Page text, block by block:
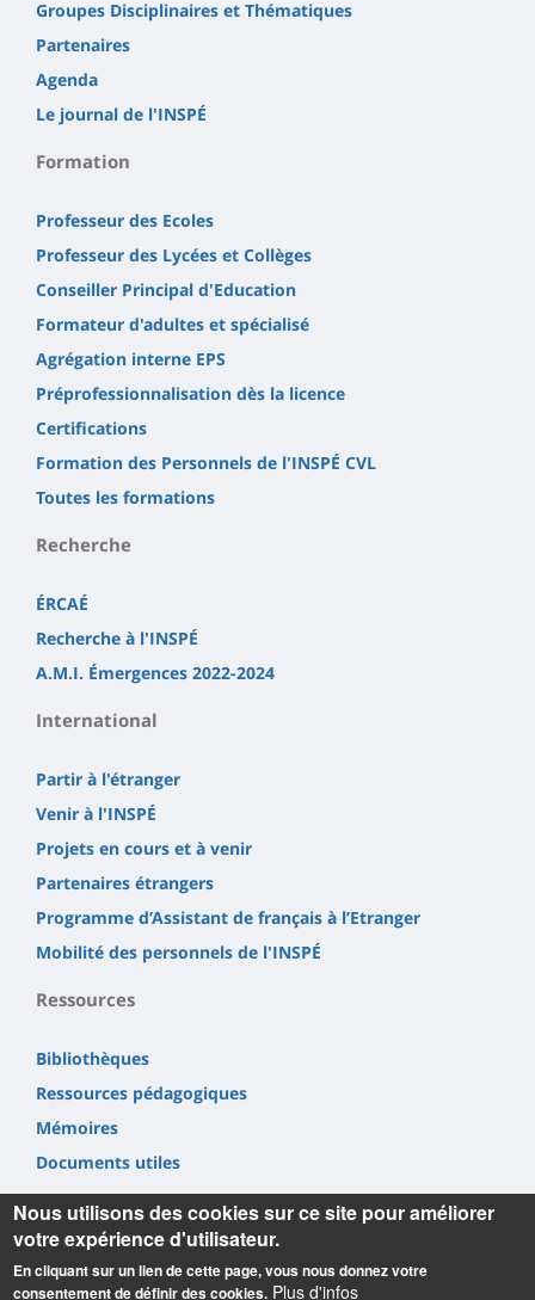
Groupes Disciplinaires et Thématiques
Partenaires
Agenda
Le journal de l'INSPÉ
Formation
Professeur des Ecoles
Professeur des Lycées et Collèges
Conseiller Principal d'Education
Formateur d'adultes et spécialisé
Agrégation interne EPS
Préprofessionnalisation dès la licence
Certifications
Formation des Personnels de l'INSPÉ CVL
Toutes les formations
Recherche
ÉRCAÉ
Recherche à l'INSPÉ
A.M.I. Émergences 2022-2024
International
Partir à l'étranger
Venir à l'INSPÉ
Projets en cours et à venir
Partenaires étrangers
Programme d’Assistant de français à l’Etranger
Mobilité des personnels de l'INSPÉ
Ressources
Bibliothèques
Ressources pédagogiques
Mémoires
Documents utiles
Nous utilisons des cookies sur ce site pour améliorer
votre expérience d'utilisateur.
En cliquant sur un lien de cette page, vous nous donnez votre
consentement de définir des cookies. Plus d'infos